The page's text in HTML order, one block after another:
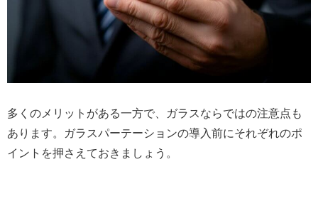
多くのメリットがある一方で、ガラスならではの注意点も
あります。ガラスパーテーションの導入前にそれぞれのポ
イントを押さえておきましょう。